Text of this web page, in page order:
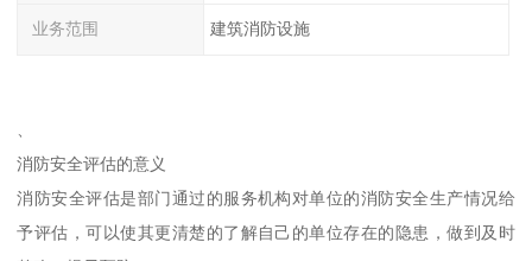
业务范围 建筑消防设施
消防安全评估的意义
消防安全评估是部门通过的服务机构对单位的消防安全生产情况给
予评估，可以使其更清楚的了解自己的单位存在的隐患，做到及时